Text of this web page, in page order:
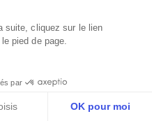
suite, cliquez sur le lien
pied de page.
par
OK pour moi